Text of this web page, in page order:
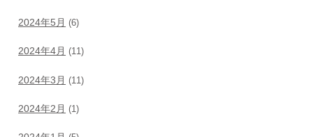
2024年5月 (6)
2024年4月 (11)
2024年3月 (11)
2024年2月 (1)